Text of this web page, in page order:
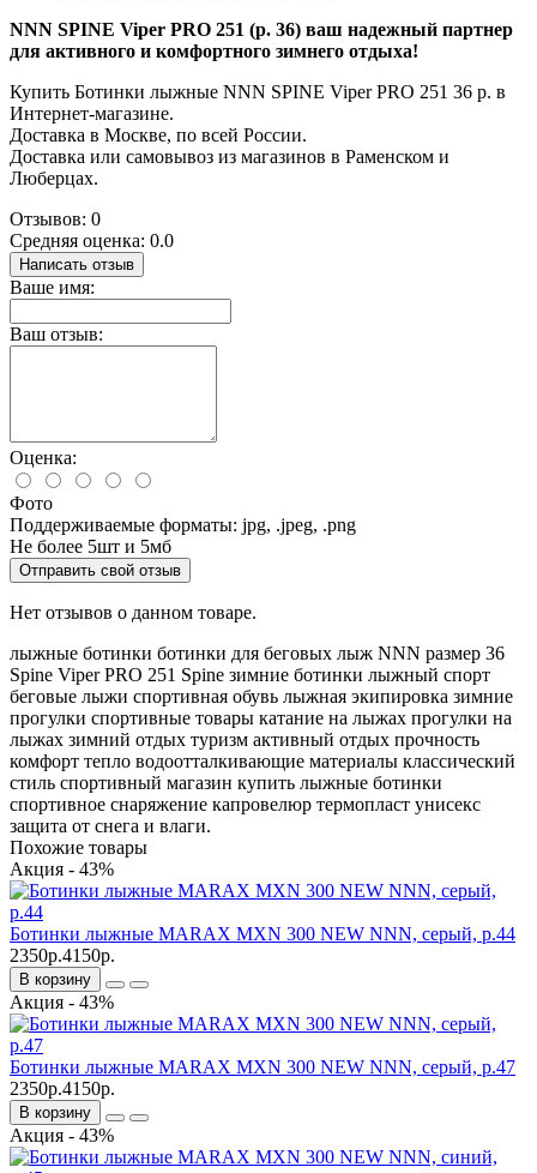
NNN SPINE Viper PRO 251 (р. 36) ваш надежный партнер
для активного и комфортного зимнего отдыха!
Купить Ботинки лыжные NNN SPINE Viper PRO 251 36 р. в
Интернет-магазине.
Доставка в Москве, по всей России.
Доставка или самовывоз из магазинов в Раменском и
Люберцах.
Отзывов: 0
Средняя оценка: 0.0
Написать отзыв
Ваше имя:
Ваш отзыв:
Оценка:
Фото
Поддерживаемые форматы: jpg, .jpeg, .png
Не более 5шт и 5мб
Отправить свой отзыв
Нет отзывов о данном товаре.
лыжные ботинки ботинки для беговых лыж NNN размер 36
Spine Viper PRO 251 Spine зимние ботинки лыжный спорт
беговые лыжи спортивная обувь лыжная экипировка зимние
прогулки спортивные товары катание на лыжах прогулки на
лыжах зимний отдых туризм активный отдых прочность
комфорт тепло водоотталкивающие материалы классический
стиль спортивный магазин купить лыжные ботинки
спортивное снаряжение капровелюр термопласт унисекс
защита от снега и влаги.
Похожие товары
Акция - 43%
Ботинки лыжные MARAX MXN 300 NEW NNN, серый, р.44
2350р.4150р.
В корзину
Акция - 43%
Ботинки лыжные MARAX MXN 300 NEW NNN, серый, р.47
2350р.4150р.
В корзину
Акция - 43%